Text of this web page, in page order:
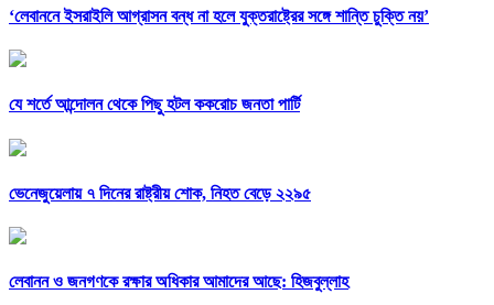
‘লেবাননে ইসরাইলি আগ্রাসন বন্ধ না হলে যুক্তরাষ্ট্রের সঙ্গে শান্তি চুক্তি নয়’
যে শর্তে আন্দোলন থেকে পিছু হটল ককরোচ জনতা পার্টি
ভেনেজুয়েলায় ৭ দিনের রাষ্ট্রীয় শোক, নিহত বেড়ে ২২৯৫
লেবানন ও জনগণকে রক্ষার অধিকার আমাদের আছে: হিজবুল্লাহ